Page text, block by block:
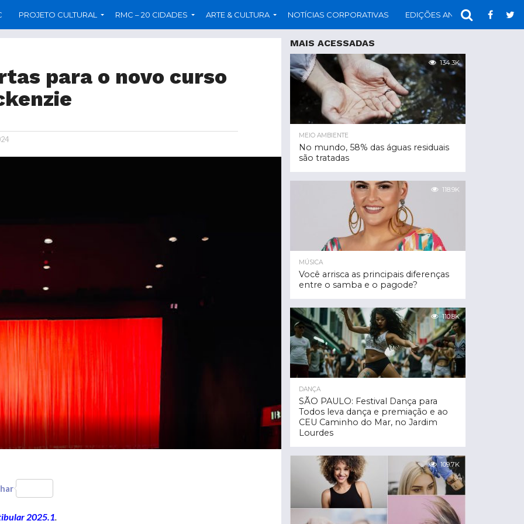
PROJETO CULTURAL RMC – 20 CIDADES ARTE & CULTURA NOTÍCIAS CORPORATIVAS EDIÇÕES ANTERIORES
para o novo curso
2025.1.
MAIS ACESSADAS
134.3K
MEIO AMBIENTE
No mundo, 58% das águas residuais
são tratadas
118.9K
MÚSICA
Você arrisca as principais diferenças
entre o samba e o pagode?
110.8K
DANÇA
SÃO PAULO: Festival Dança para
Todos leva dança e premiação e ao
CEU Caminho do Mar, no Jardim
Lourdes
109.7K